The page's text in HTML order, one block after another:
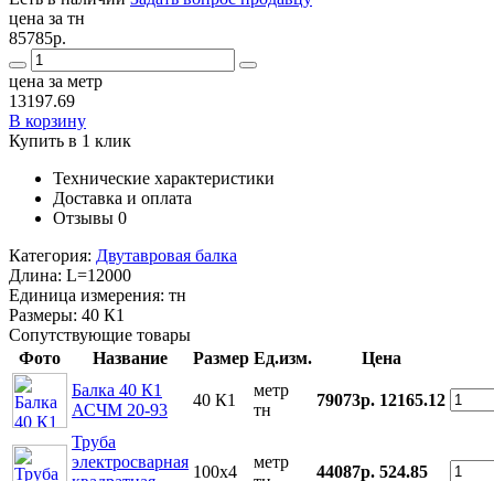
цена за тн
85785р.
цена за метр
13197.69
В корзину
Купить в 1 клик
Технические характеристики
Доставка и оплата
Отзывы 0
Категория: Двутавровая балка
Длина: L=12000
Единица измерения: тн
Размеры: 40 К1
Сопутствующие товары
Фото
Название Размер Ед.изм.
Цена
Балка 40 К1
АСЧМ 20-93
40 К1
метр
тн
79073р. 12165.12
Труба
электросварная
100x4
метр
44087р. 524.85